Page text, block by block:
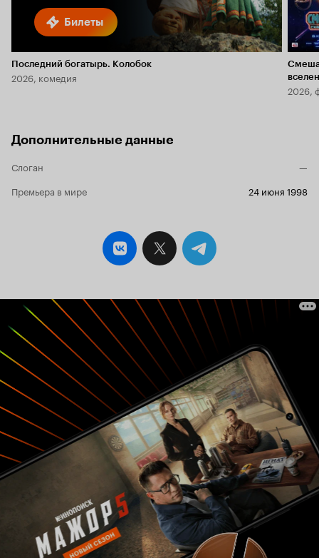
Билеты
Последний богатырь. Колобок
2026, комедия
2026,
Дополнительные данные
Слоган
—
Премьера в мире
24 июня 1998